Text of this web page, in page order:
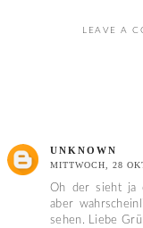
LEAVE A
UNKNOWN
MITTWOCH, 28
Oh der sieht ja
aber
sehen. Liebe